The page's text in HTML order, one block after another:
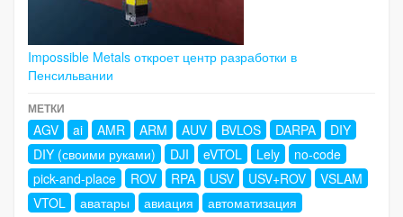
Impossible Metals откроет центр разработки в
Пенсильвании
МЕТКИ
AGV ai AMR ARM AUV BVLOS DARPA
DIY
DIY (своими руками)
DJI eVTOL Lely
no-code
pick-and-place
ROV RPA USV USV+ROV
VSLAM
VTOL
аватары авиация
автоматизация